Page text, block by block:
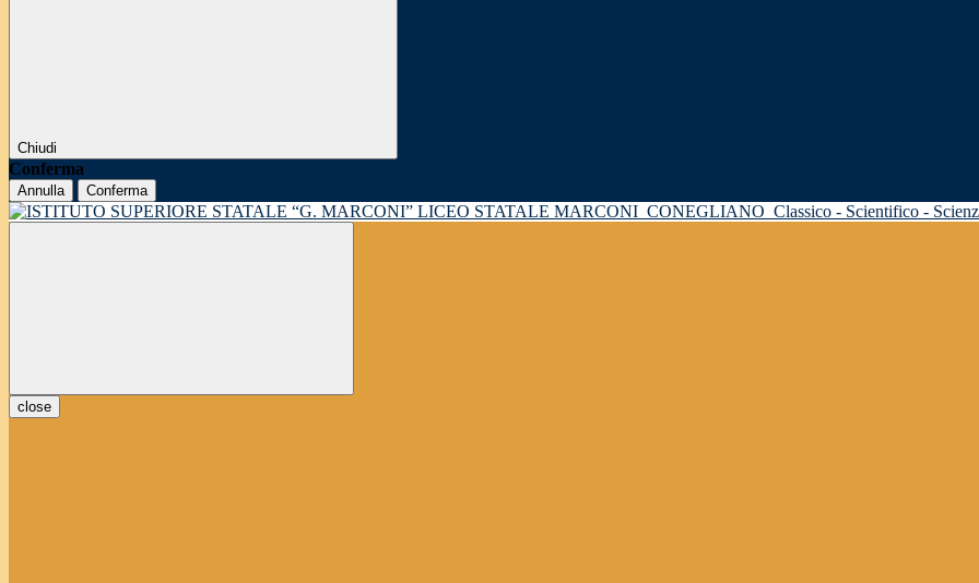
Chiudi
Conferma
Annulla Conferma
LICEO STATALE MARCONI CONEGLIANO Classico - Scientifico -
close